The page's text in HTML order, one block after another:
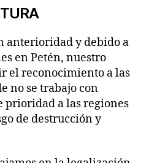
anterioridad y debido a
en Petén, nuestro
el reconocimiento a las
no se trabajo con
a las regiones
de destrucción y